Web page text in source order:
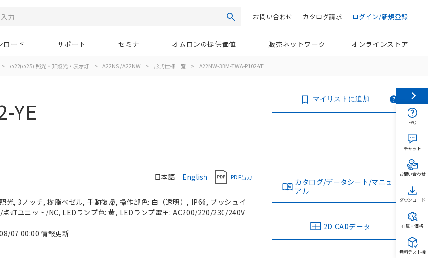
検索 ログイン/新規登録
カタログ請求
お問い合わせ
ロード サポート セミナ オムロンの提供価値 販売ネットワーク オンラインストア
> φ22(φ25):照光・非照光・表示灯 > A22NS / A22NW > 形式仕様一覧 > A22NW-3BM-TWA-P102-YE
YE マイリストに追加
日本語 English PDF出力
光, 3ノッチ, 樹脂ベゼル, 手動復帰, 操作部色: 白（透明）, IP66, プッシュイ
点灯ユニット/NC, LEDランプ色: 黄, LEDランプ電圧: AC200/220/230/240V
07 00:00 情報更新
カタログ/データシート/マニュ
アル
2D CADデータ
FAQ
チャット
お問い合わせ
ダウンロード
在庫・価格
無料テスト機